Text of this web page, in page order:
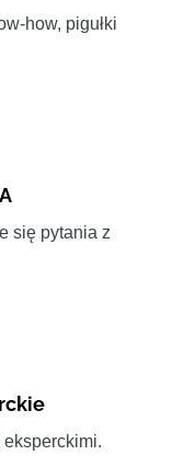
how, pigułki
się pytania z